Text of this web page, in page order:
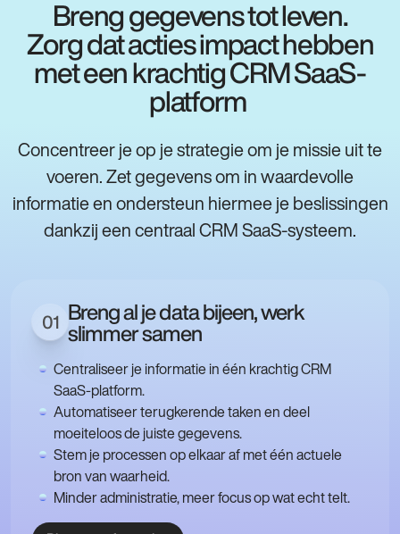
Breng gegevens tot leven.
Zorg dat acties impact hebben
met een krachtig CRM SaaS-
platform
Concentreer je op je strategie om je missie uit te
voeren. Zet gegevens om in waardevolle
informatie en ondersteun hiermee je beslissingen
dankzij een centraal CRM SaaS-systeem.
01 Breng al je data bijeen, werk
slimmer samen
Centraliseer je informatie in één krachtig CRM
SaaS-platform.
Automatiseer terugkerende taken en deel
moeiteloos de juiste gegevens.
Stem je processen op elkaar af met één actuele
bron van waarheid.
Minder administratie, meer focus op wat echt telt.